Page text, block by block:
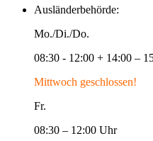
Ausländerbehörde:
Mo./Di./Do.
08:30 - 12:00 + 14:00 –
Mittwoch geschlossen!
Fr.
08:30 – 12:00 Uhr